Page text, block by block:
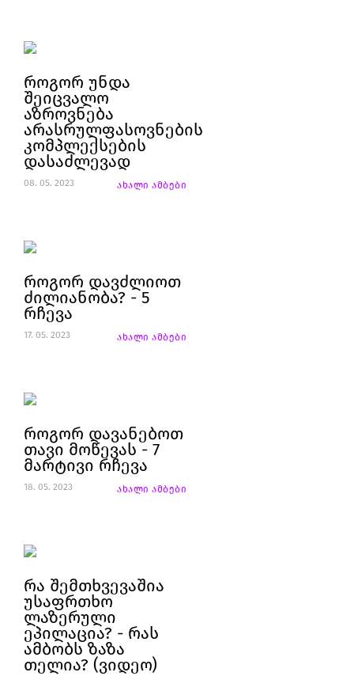
როგორ უნდა
შეიცვალო
აზროვნება
არასრულფასოვნების
კომპლექსების
დასაძლევად
08. 05. 2023 ახალი ამბები
როგორ დავძლიოთ
ძილიანობა? - 5
რჩევა
17. 05. 2023 ახალი ამბები
როგორ დავანებოთ
თავი მოწევას - 7
მარტივი რჩევა
18. 05. 2023 ახალი ამბები
რა შემთხვევაშია
უსაფრთხო
ლაზერული
ეპილაცია? - რას
ამბობს ზაზა
თელია? (ვიდეო)